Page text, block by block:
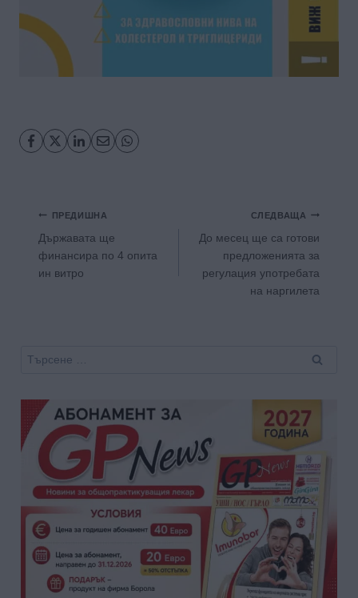
Навигация
ПРЕДИШНА
Държавата ще
финансира по 4 опита
ин витро
СЛЕДВАЩА
До месец ще са готови
предложенията за
регулация употребата
на наргилета
Търсене